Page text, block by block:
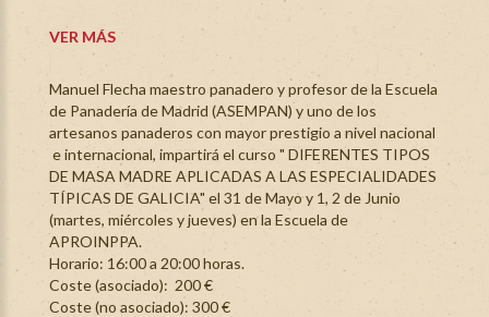
VER MÁS
Manuel Flecha maestro panadero y profesor de la Escuela
de Panadería de Madrid (ASEMPAN) y uno de los
artesanos panaderos con mayor prestigio a nivel nacional
e internacional, impartirá el curso " DIFERENTES TIPOS
DE MASA MADRE APLICADAS A LAS ESPECIALIDADES
TÍPICAS DE GALICIA" el 31 de Mayo y 1, 2 de Junio
(martes, miércoles y jueves) en la Escuela de
APROINPPA.
Horario: 16:00 a 20:00 horas.
Coste (asociado): 200 €
Coste (no asociado): 300 €